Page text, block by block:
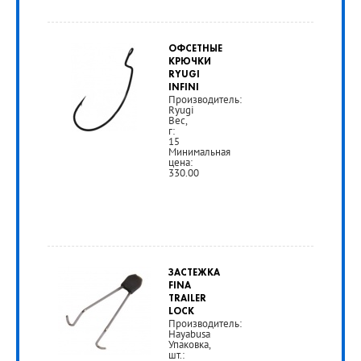
ОФСЕТНЫЕ
КРЮЧКИ
RYUGI
INFINI
Производитель:
Ryugi
Вес,
г:
15
Минимальная
цена:
330.00
ЗАСТЕЖКА
FINA
TRAILER
LOCK
Производитель:
Hayabusa
Упаковка,
шт.: